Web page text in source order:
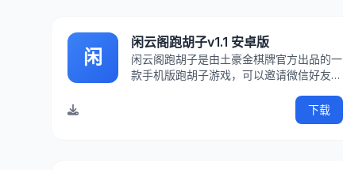
闲
闲云阁跑胡子v1.1 安卓版
闲云阁跑胡子是由土豪金棋牌官方出品的一
款手机版跑胡子游戏，可以邀请微信好友一
乐。喜欢的朋友就来IT猫扑下载吧！游戏介
绍跑胡子棋牌游戏官方版，一款极具湖南地
下载